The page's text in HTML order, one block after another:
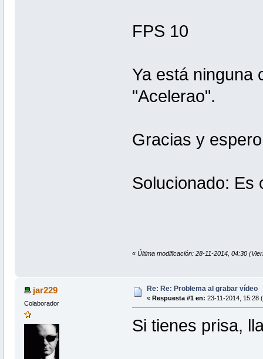
FPS 10
Ya está ninguna
"Acelerao".
Gracias y
Solucionado: Es
« Última modificación: 28-11-2014, 04:30
jar229
Colaborador
Re: Re: Problema al grabar vídeo
« Respuesta #1 en: 23-11-2014, 15:28
Si tienes prisa,